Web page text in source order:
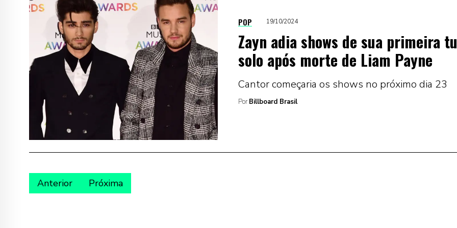
POP 19/10/2024
Zayn adia shows de sua primeira
solo após morte de Liam Payne
Cantor começaria os shows no próximo dia 23
Por Billboard Brasil
Anterior Próxima